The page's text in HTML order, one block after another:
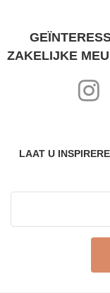
ZAKELIJKE
LAAT U